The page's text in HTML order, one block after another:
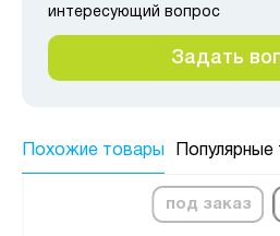
интересующий вопрос
Задать
Похожие товары Популярные
под заказ